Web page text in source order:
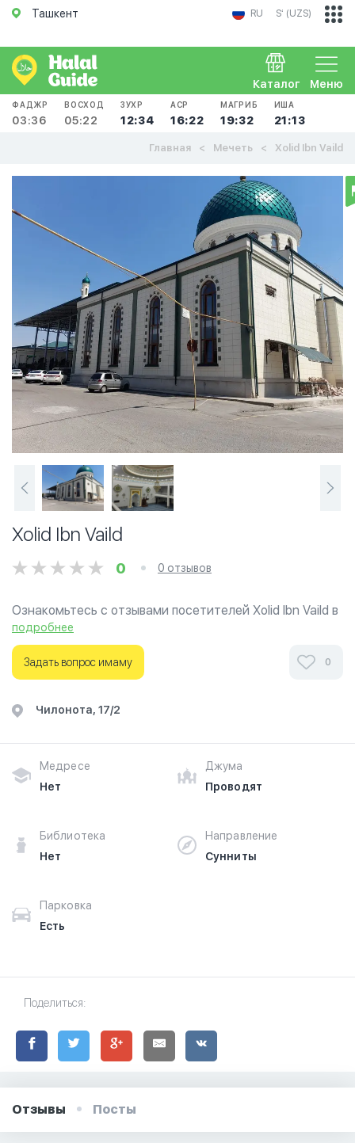
Ташкент RU Sʻ (UZS)
Меню
Каталог
ФАДЖР
03:36
ВОСХОД
05:22
ЗУХР
12:34
АСР
16:22
МАГРИБ
19:32
ИША
21:13
Главная Мечеть Xolid Ibn Vaild
Xolid Ibn Vaild
0 0 отзывов
Ознакомьтесь с отзывами посетителей Xolid Ibn Vaild в
г.Ташкент на фотографиях и узнайте о часах работы.
Ваше духовное путешествие начинается здесь.
подробнее
Задать вопрос имаму 0
​Чилонота, 17/2
Медресе
Нет
Джума
Проводят
Библиотека
Нет
Направление
Сунниты
Парковка
Есть
Поделиться:
Отзывы Посты